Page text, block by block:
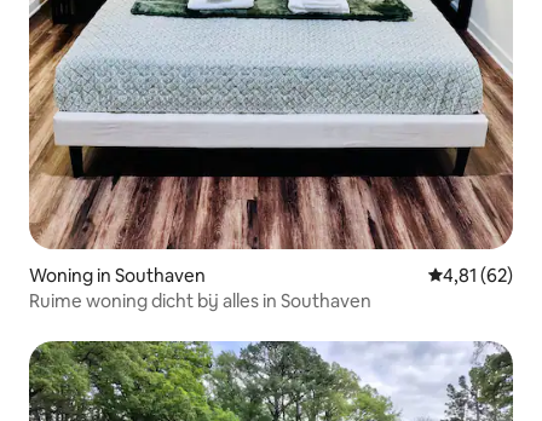
Woning in Southaven Gemiddelde
4,81 (62)
Ruime woning dicht bij alles in Southaven